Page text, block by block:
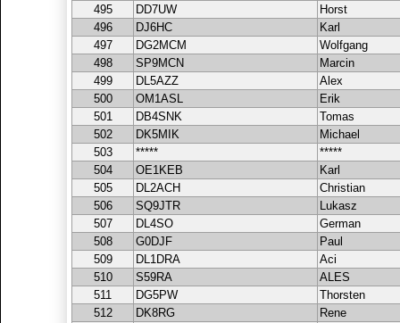
495
DD7UW
Horst
496
DJ6HC
Karl
497
DG2MCM
Wolfgang
498
SP9MCN
Marcin
499
DL5AZZ
Alex
500
OM1ASL
Erik
501
DB4SNK
Tomas
502
DK5MIK
Michael
503
*****
*****
504
OE1KEB
Karl
505
DL2ACH
Christian
506
SQ9JTR
Lukasz
507
DL4SO
German
508
G0DJF
Paul
509
DL1DRA
Aci
510
S59RA
ALES
511
DG5PW
Thorsten
512
DK8RG
Rene